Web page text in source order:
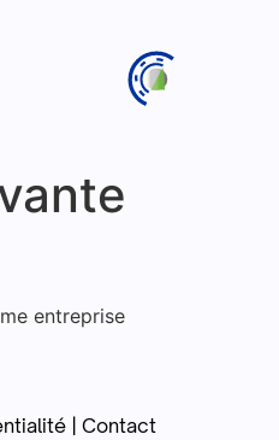
entreprise
| Contact